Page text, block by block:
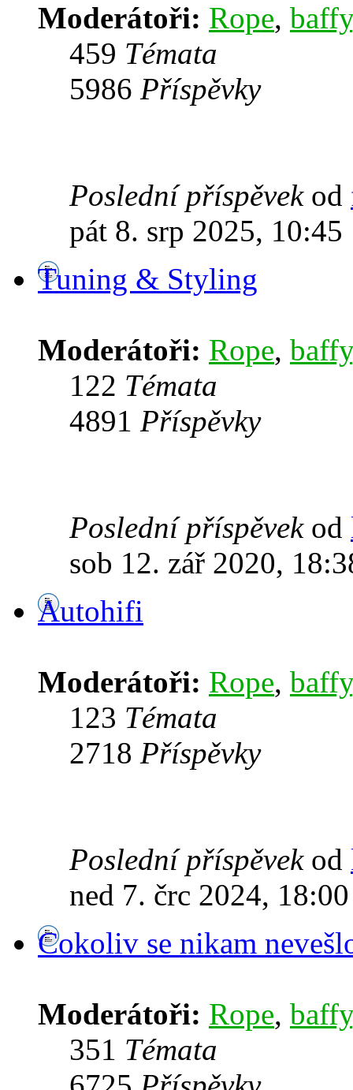
Moderátoři: Rope, baffy
459 Témata
5986 Příspěvky
Poslední příspěvekod
pát 8. srp 2025, 10:45
Tuning & Styling
Moderátoři: Rope, baffy
122 Témata
4891 Příspěvky
Poslední příspěvekod
sob 12. zář 2020,
Autohifi
Moderátoři: Rope, baffy
123 Témata
2718 Příspěvky
Poslední příspěvekod
ned 7. črc 2024, 18:00
Cokoliv se nikam
Moderátoři: Rope, baffy
351 Témata